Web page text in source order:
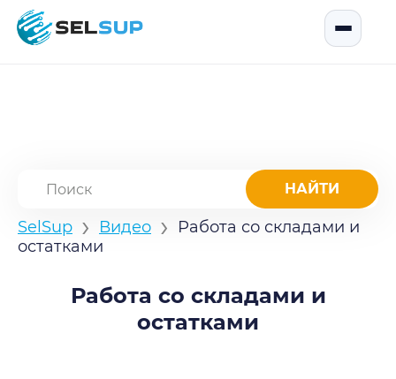
SelSup
SelSup › Видео ›
Работа со складами и
остатками
Работа со складами и
остатками